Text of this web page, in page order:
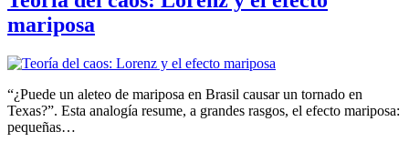
mariposa
“¿Puede un aleteo de mariposa en Brasil causar un tornado en
Texas?”. Esta analogía resume, a grandes rasgos, el efecto mariposa:
pequeñas…